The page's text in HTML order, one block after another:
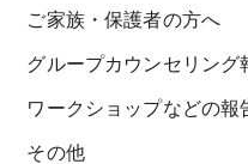
ご家族・保護者の方へ
グループカウンセリング
ワークショップなどの報
その他